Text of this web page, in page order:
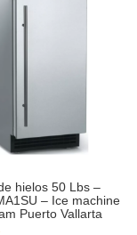
hielos 50 Lbs –
– Ice machine
Puerto Vallarta